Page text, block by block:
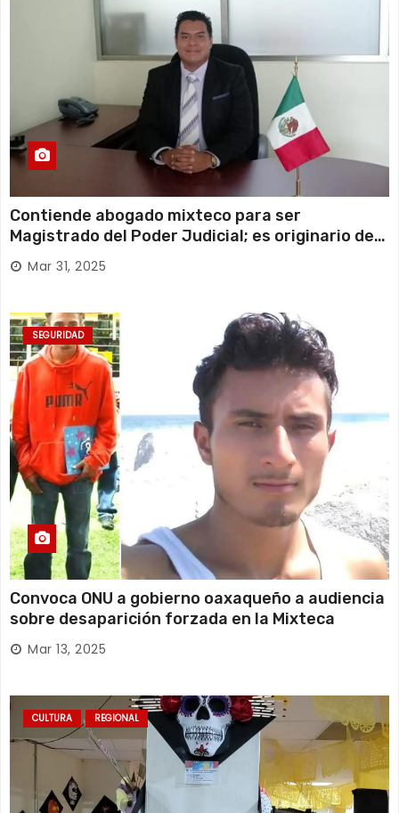
Contiende abogado mixteco para ser
Magistrado del Poder Judicial; es originario de
Huajuapan de León
Mar 31, 2025
SEGURIDAD
Convoca ONU a gobierno oaxaqueño a audiencia
sobre desaparición forzada en la Mixteca
Mar 13, 2025
CULTURA REGIONAL